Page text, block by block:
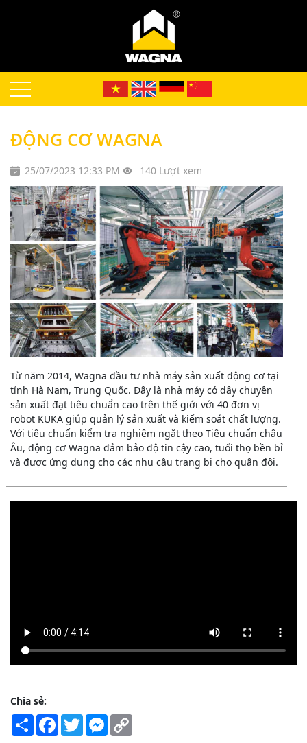
ĐỘNG CƠ WAGNA
25/07/2023 12:33 PM 140 Lượt xem
Từ năm 2014, Wagna đầu tư nhà máy sản xuất động cơ tại
tỉnh Hà Nam, Trung Quốc. Đây là nhà máy có dây chuyền
sản xuất đạt tiêu chuẩn cao trên thế giới với 40 đơn vị
robot KUKA giúp quản lý sản xuất và kiểm soát chất lượng.
Với tiêu chuẩn kiểm tra nghiệm ngặt theo Tiêu chuẩn châu
Âu, động cơ Wagna đảm bảo độ tin cậy cao, tuổi thọ bền bỉ
và được ứng dụng cho các nhu cầu trang bị cho quân đội.
Chia sẻ:
Share Facebook
TwitterMessenger